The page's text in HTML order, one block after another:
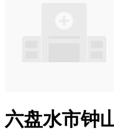
六盘水市钟